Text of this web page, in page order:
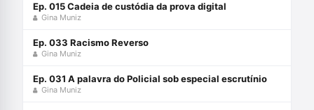
Ep. 015 Cadeia de custódia da prova digital
Gina Muniz
Ep. 033 Racismo Reverso
Gina Muniz
Ep. 031 A palavra do Policial sob especial escrutínio
Gina Muniz